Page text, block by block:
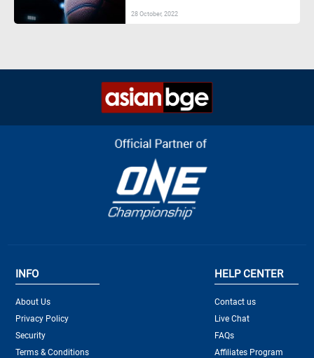
28 October, 2022
INFO
About Us
Privacy Policy
Security
Terms & Conditions
HELP CENTER
Contact us
Live Chat
FAQs
Affiliates Program